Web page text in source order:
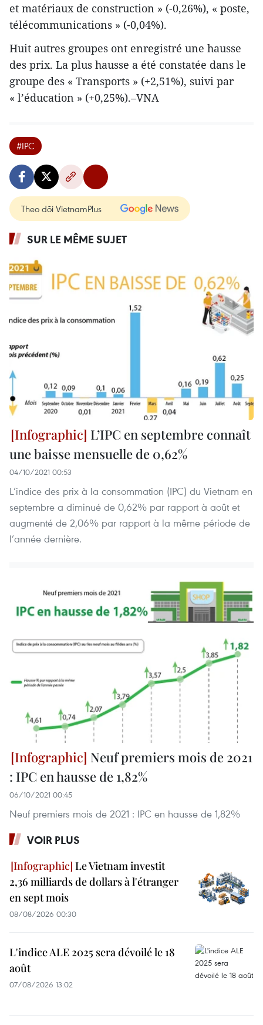
et matériaux de construction » (-0,26%), « poste,
télécommunications » (-0,04%).
Huit autres groupes ont enregistré une hausse
des prix. La plus hausse a été constatée dans le
groupe des « Transports » (+2,51%), suivi par
« l’éducation » (+0,25%).–VNA
#IPC
Theo dõi VietnamPlus
SUR LE MÊME SUJET
L’IPC en septembre connaît
une baisse mensuelle de 0,62%
04/10/2021 00:53
L’indice des prix à la consommation (IPC) du Vietnam en
septembre a diminué de 0,62% par rapport à août et
augmenté de 2,06% par rapport à la même période de
l’année dernière.
Neuf premiers mois de 2021
: IPC en hausse de 1,82%
06/10/2021 00:45
Neuf premiers mois de 2021 : IPC en hausse de 1,82%
VOIR PLUS
Le Vietnam investit
2,36 milliards de dollars à l'étranger
en sept mois
08/08/2026 00:30
L'indice ALE 2025 sera dévoilé le 18
août
07/08/2026 13:02